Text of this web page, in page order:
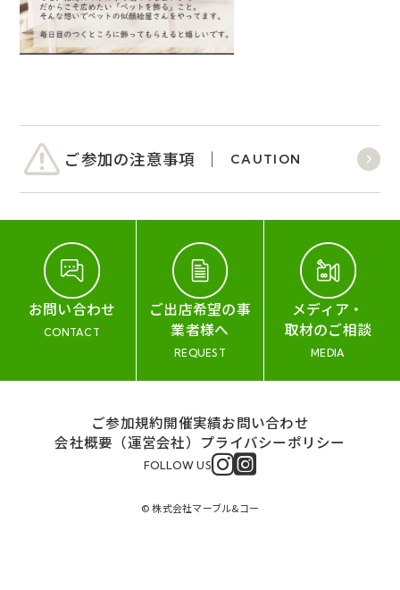
ご参加の注意事項 CAUTION
お問い合わせ
CONTACT
ご出店希望の事
業者様へ
REQUEST
メディア・
取材のご相談
MEDIA
ご参加規約開催実績お問い合わせ
会社概要（運営会社） プライバシーポリシー
FOLLOW US
© 株式会社マーブル&コー